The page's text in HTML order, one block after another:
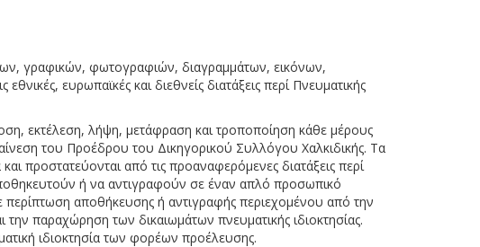
γραφικών, φωτογραφιών, διαγραμμάτων, εικόνων,
ευρωπαϊκές και διεθνείς διατάξεις περί Πνευματικής
εκτέλεση, λήψη, μετάφραση και τροποποίηση κάθε μέρους
του Προέδρου του Δικηγορικού Συλλόγου Χαλκιδικής. Τα
προστατεύονται από τις προαναφερόμενες διατάξεις περί
ή να αντιγραφούν σε έναν απλό προσωπικό
αποθήκευσης ή αντιγραφής περιεχομένου από την
παραχώρηση των δικαιωμάτων πνευματικής ιδιοκτησίας.
ιδιοκτησία των φορέων προέλευσης.